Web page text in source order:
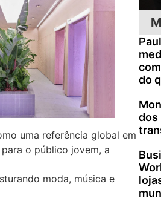
uma referência global em
o público jovem, a
moda, música e
do
dos